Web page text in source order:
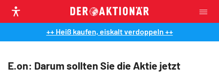
++ Heiß kaufen, eiskalt verdoppeln ++
E.on: Darum sollten Sie die Aktie jetzt